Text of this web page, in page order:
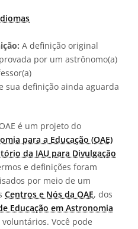
A definição original
por um astrônomo(a)
sua definição ainda aguarda
é um projeto do
para a Educação (OAE)
da IAU para Divulgação
e definições foram
por meio de um
Centros e Nós da OAE, dos
Educação em Astronomia
Você pode